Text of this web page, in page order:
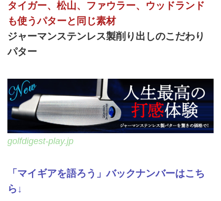
タイガー、松山、ファウラー、ウッドランド
も使うパターと同じ素材
ジャーマンステンレス製削り出しのこだわり
パター
golfdigest-play.jp
「マイギアを語ろう」バックナンバーはこち
ら↓